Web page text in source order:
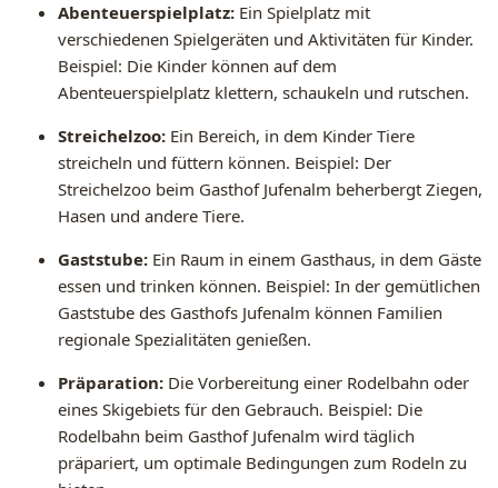
Abenteuerspielplatz: Ein Spielplatz mit
verschiedenen Spielgeräten und Aktivitäten für Kinder.
Beispiel: Die Kinder können auf dem
Abenteuerspielplatz klettern, schaukeln und rutschen.
Streichelzoo: Ein Bereich, in dem Kinder Tiere
streicheln und füttern können. Beispiel: Der
Streichelzoo beim Gasthof Jufenalm beherbergt Ziegen,
Hasen und andere Tiere.
Gaststube: Ein Raum in einem Gasthaus, in dem Gäste
essen und trinken können. Beispiel: In der gemütlichen
Gaststube des Gasthofs Jufenalm können Familien
regionale Spezialitäten genießen.
Präparation: Die Vorbereitung einer Rodelbahn oder
eines Skigebiets für den Gebrauch. Beispiel: Die
Rodelbahn beim Gasthof Jufenalm wird täglich
präpariert, um optimale Bedingungen zum Rodeln zu